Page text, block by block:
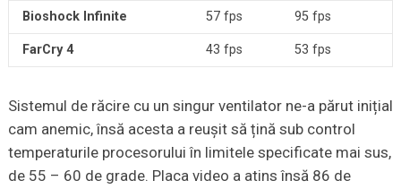
Bioshock Infinite 57 fps 95 fps
FarCry4 43 fps 53 fps
Sistemul de răcire cu un singur ventilator ne-a părut inițial
cam anemic, însă acesta a reușit să țină sub control
temperaturile procesorului în limitele specificate mai sus,
de 55 – 60 de grade. Placa video a atins însă 86 de